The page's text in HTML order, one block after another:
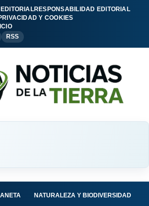
RESPONSABILIDAD EDITORIAL
Y COOKIES
RSS
NATURALEZA Y BIODIVERSIDAD